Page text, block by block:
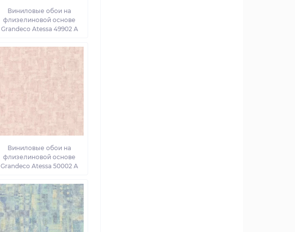
Виниловые обои на
флизелиновой основе
Grandeco Atessa 49902 A
Виниловые обои на
флизелиновой основе
Grandeco Atessa 50002 A